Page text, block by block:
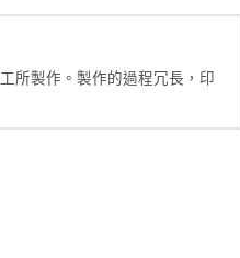
所製作。製作的過程冗長，印